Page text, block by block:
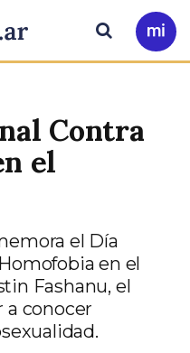
Ir
a
Buscar
Contra
el
el Día
en el
Fashanu, el
conocer